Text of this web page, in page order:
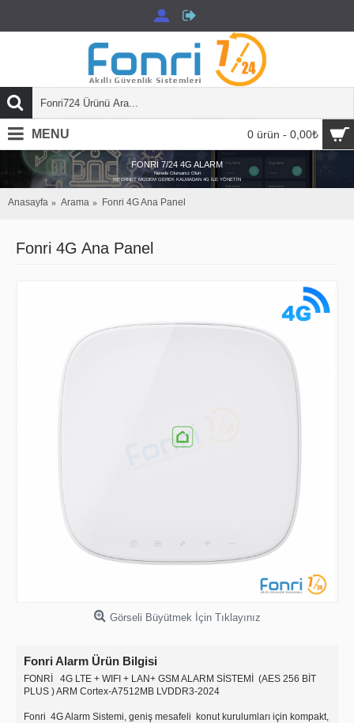
0 ürün - 0,00₺
MENU
Nerede Olursanız Olun
İNTERNET MODEM GEREK KALMADAN 4G İLE YÖNETİN
FONRİ 7/24 4G ALARM
Anasayfa Arama Fonri 4G Ana Panel
Fonri 4G Ana Panel
Görseli Büyütmek İçin Tıklayınız
Fonri Alarm Ürün Bilgisi
FONRİ 4G LTE + WIFI + LAN+ GSM ALARM SİSTEMİ (AES 256 BİT
PLUS ) ARM Cortex-A7512MB LVDDR3-2024
Fonri 4G Alarm Sistemi, geniş mesafeli konut kurulumları için kompakt,